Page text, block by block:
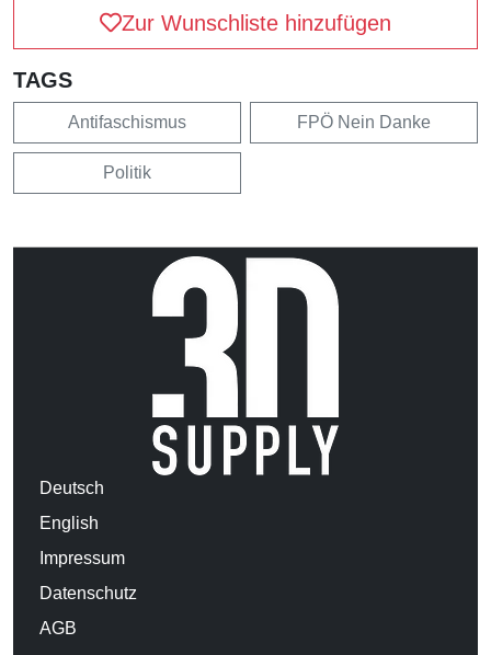
Zur Wunschliste hinzufügen
TAGS
Antifaschismus FPÖ Nein Danke
Politik
Deutsch
English
Impressum
Datenschutz
AGB